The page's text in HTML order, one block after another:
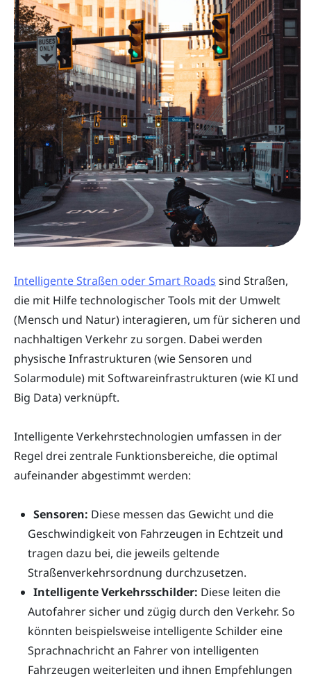
Intelligente Straßen oder Smart Roads sind Straßen,
die mit Hilfe technologischer Tools mit der Umwelt
(Mensch und Natur) interagieren, um für sicheren und
nachhaltigen Verkehr zu sorgen. Dabei werden
physische Infrastrukturen (wie Sensoren und
Solarmodule) mit Softwareinfrastrukturen (wie KI und
Big Data) verknüpft.
Intelligente Verkehrstechnologien umfassen in der
Regel drei zentrale Funktionsbereiche, die optimal
aufeinander abgestimmt werden:
Sensoren: Diese messen das Gewicht und die
Geschwindigkeit von Fahrzeugen in Echtzeit und
tragen dazu bei, die jeweils geltende
Straßenverkehrsordnung durchzusetzen.
Intelligente Verkehrsschilder: Diese leiten die
Autofahrer sicher und zügig durch den Verkehr. So
könnten beispielsweise intelligente Schilder eine
Sprachnachricht an Fahrer von intelligenten
Fahrzeugen weiterleiten und ihnen Empfehlungen